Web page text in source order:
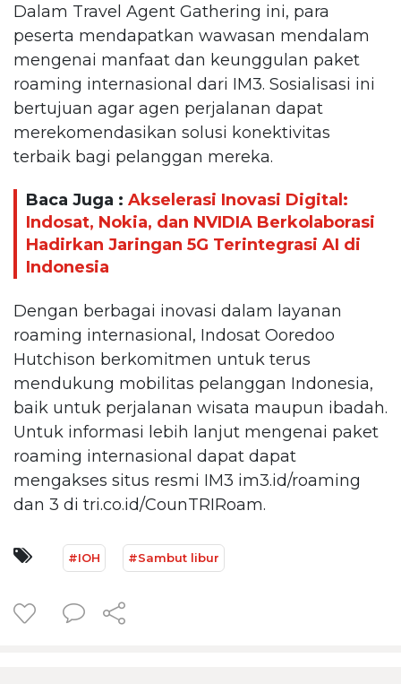
Dalam Travel Agent Gathering ini, para
peserta mendapatkan wawasan mendalam
mengenai manfaat dan keunggulan paket
roaming internasional dari IM3. Sosialisasi ini
bertujuan agar agen perjalanan dapat
merekomendasikan solusi konektivitas
terbaik bagi pelanggan mereka.
Baca Juga : Akselerasi Inovasi Digital:
Indosat, Nokia, dan NVIDIA Berkolaborasi
Hadirkan Jaringan 5G Terintegrasi AI di
Indonesia
Dengan berbagai inovasi dalam layanan
roaming internasional, Indosat Ooredoo
Hutchison berkomitmen untuk terus
mendukung mobilitas pelanggan Indonesia,
baik untuk perjalanan wisata maupun ibadah.
Untuk informasi lebih lanjut mengenai paket
roaming internasional dapat dapat
mengakses situs resmi IM3 im3.id/roaming
dan 3 di tri.co.id/CounTRIRoam.
#IOH #Sambut libur